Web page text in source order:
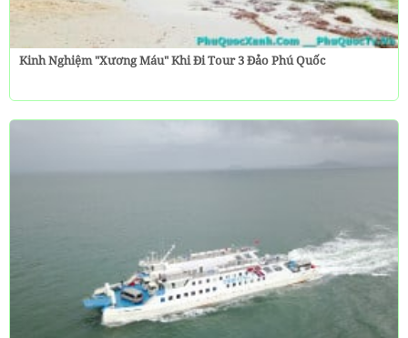
Kinh Nghiệm "Xương Máu" Khi Đi Tour 3 Đảo Phú Quốc